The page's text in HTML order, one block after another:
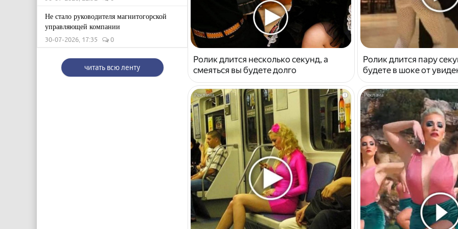
Не стало руководителя магнитогорской
управляющей компании
30-07-2026, 17:35 0
читать всю ленту
Ролик длится несколько секунд, а
смеяться вы будете долго
Ролик длится пару
будете в шоке от
i